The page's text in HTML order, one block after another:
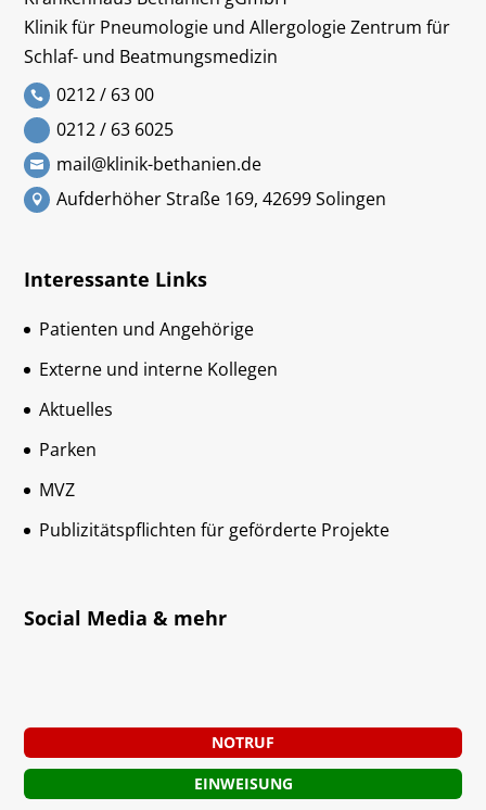
Klinik für Pneumologie und Allergologie Zentrum für
Schlaf- und Beatmungsmedizin
0212 / 63 00
0212 / 63 6025
mail@klinik-bethanien.de
Aufderhöher Straße 169, 42699 Solingen
Interessante Links
Patienten und Angehörige
Externe und interne Kollegen
Aktuelles
Parken
MVZ
Publizitätspflichten für geförderte Projekte
Social Media & mehr
NOTRUF
EINWEISUNG